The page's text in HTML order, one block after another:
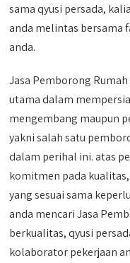
sama qyusi persada,
anda melintas bersama
anda.
Jasa Pemborong
utama dalam
mengembang maupun
yakni salah satu
dalam perihal ini. atas
komitmen pada
yang sesuai sama
anda mencari Jasa
berkualitas, qyusi
kolaborator pekerjaan